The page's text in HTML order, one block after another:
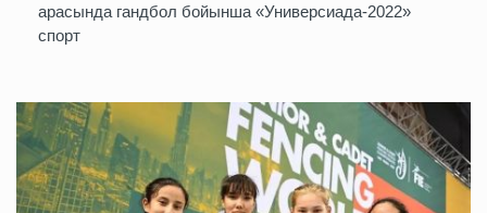
арасында гандбол бойынша «Универсиада-2022»
спорт